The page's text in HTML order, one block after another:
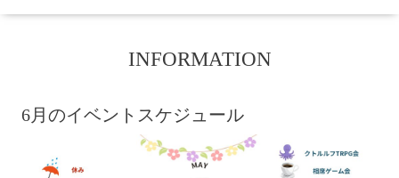
INFORMATION
6月のイベントスケジュール